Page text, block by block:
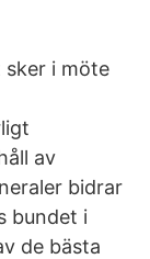
sker i möte
av
bidrar
bundet i
de bästa